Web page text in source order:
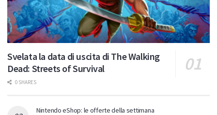
Svelata la data di uscita di The Walking
Dead: Streets of Survival
0 SHARES
Nintendo eShop: le offerte della settimana